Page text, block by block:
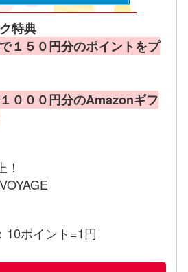
特典
１５０円分のポイントをプ
０００円分のAmazonギフ
10ポイント=1円